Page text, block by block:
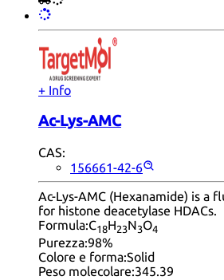
+ Info
Ac-Lys-AMC
CAS:
156661-42-6
Ac-Lys-AMC (Hexanamide) is a
for histone deacetylase HDACs.
Formula:C18H23N3O4
Purezza:98%
Colore e forma:Solid
Peso molecolare:345.39